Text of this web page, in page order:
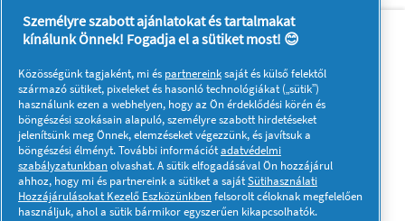
Rólunk
Kapcsolatfelvétel
A pg.com felkeresése
Kövessen minket:
Adataim
Adatvédelmi közlemény
Személyre szabott ajánlatokat és tartalmakat
kínálunk Önnek! Fogadja el a sütiket most! 😊
Közösségünk tagjaként, mi és partnereinksaját és külső felektől
származó sütiket, pixeleket és hasonló technológiákat („sütik”)
használunk ezen a webhelyen, hogy az Ön érdeklődési körén és
böngészési szokásain alapuló, személyre szabott hirdetéseket
jelenítsünk meg Önnek, elemzéseket végezzünk, és javítsuk a
böngészési élményt. További információtadatvédelmi
szabályzatunkbanolvashat. A sütik elfogadásával Ön hozzájárul
ahhoz, hogy mi és partnereink a sütiket a sajátSütihasználati
Hozzájárulásokat Kezelő Eszközünkbenfelsorolt céloknak megfelelően
használjuk, ahol a sütik bármikor egyszerűen kikapcsolhatók.